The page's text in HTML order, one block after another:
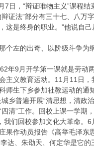
7日，“辩证唯物主义”课程
辩证法”部分有三十七、八万
这是终身的职业。”他说自
个左的出奇、以阶级斗争为
年9月开学第一课就是劳动
主义教育运动。11月11日
师生下乡参加社教运动的通
城乡普遍开展“清思想，清政
四清”工作。回校上课一学期
我们回校参加文化大革命。
果作动员报告《高举毛泽东
李达、朱劭天、何定华是它